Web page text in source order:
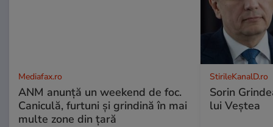
Mediafax.ro
ANM anunță un weekend de foc.
Caniculă, furtuni și grindină în mai
multe zone din țară
StirileKanalD.ro
Sorin
lui Veștea